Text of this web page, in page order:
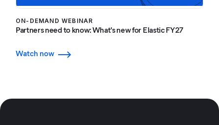
ON-DEMAND WEBINAR
Partners need to know: What's new for Elastic FY27
Watch now